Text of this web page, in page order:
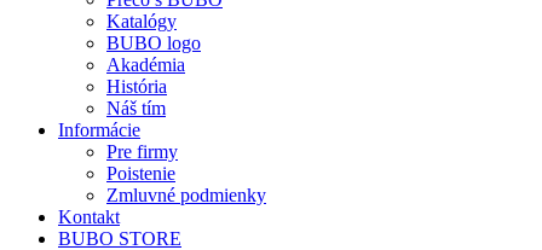
Katalógy
BUBO logo
Akadémia
História
Náš tím
Informácie
Pre firmy
Poistenie
Zmluvné podmienky
Kontakt
BUBO STORE